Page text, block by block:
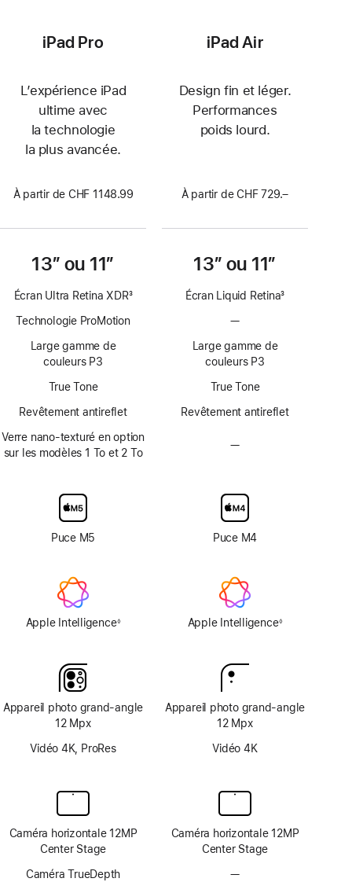
iPad Pro
L’expérience iPad
ultime avec
la technologie
la plus avancée.
À partir de CHF 1148.99
13″ ou 11″
Écran Ultra Retina XDR3
Technologie ProMotion
Large gamme de
couleurs P3
True Tone
Revêtement antireflet
Verre nano-texturé en option
sur les modèles 1 To et 2 To
Puce M5
Apple Intelligence◊
Appareil photo grand‑angle
12 Mpx
Vidéo 4K, ProRes
Caméra horizontale 12MP
Center Stage
Caméra TrueDepth
iPad Air
Design fin et léger.
Performances
poids lourd.
À partir de CHF 729.–
13″ ou 11″
Écran Liquid Retina3
—Pas
technologie
ProMotion
Large gamme de
couleurs P3
True Tone
Revêtement antireflet
—Pas
verre
d’écran
nano-
texturé
Puce M4
Apple Intelligence◊
Appareil photo grand‑angle
12 Mpx
Vidéo 4K
Caméra horizontale 12MP
Center Stage
—Pas